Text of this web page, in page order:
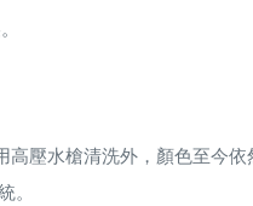
壓水槍清洗外， 顏色至今
。